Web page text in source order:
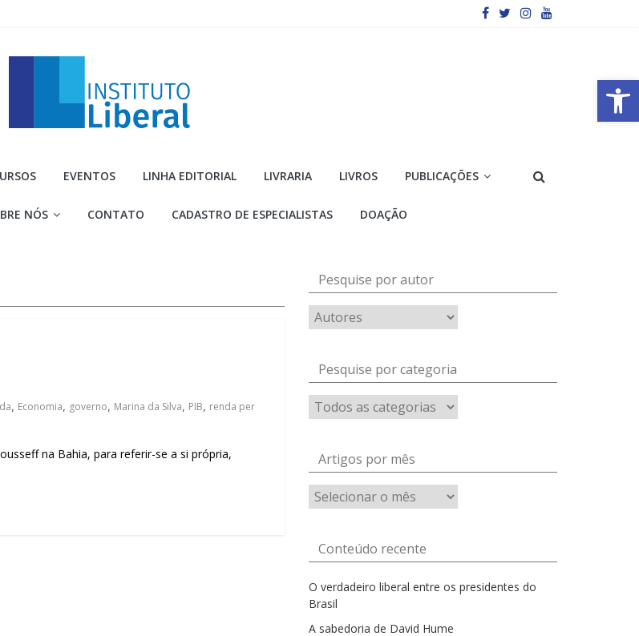
Barra de Ferramentas Aberta
EVENTOS LINHA EDITORIAL LIVRARIA LIVROS PUBLICAÇÕES
NÓS CONTATO CADASTRO DE ESPECIALISTAS DOAÇÃO
, Economia, governo, Marina da Silva, PIB, renda per
na Bahia, para referir-se a si própria,
Pesquise por autor
Pesquise por categoria
Artigos por mês
Artigos
por
Conteúdo recente
O verdadeiro liberal entre os presidentes do
Brasil
A sabedoria de David Hume